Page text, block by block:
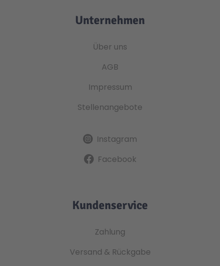
Unternehmen
Über uns
AGB
Impressum
Stellenangebote
Instagram
Facebook
Kundenservice
Zahlung
Versand & Rückgabe